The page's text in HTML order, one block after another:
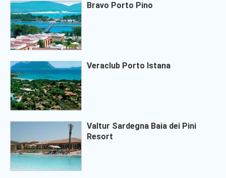
Bravo Porto Pino
Veraclub Porto Istana
Valtur Sardegna Baia dei Pini
Resort